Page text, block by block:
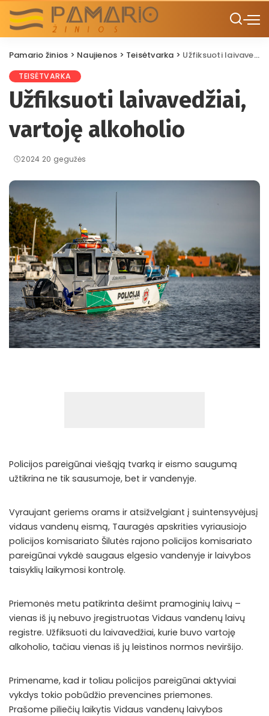
Pamario žinios > Naujienos > Teisėtvarka > Užfiksuoti laivavedžiai, vartoję alkoholio
TEISĖTVARKA
Užfiksuoti laivavedžiai,
vartoję alkoholio
2024 20 gegužės
Policijos pareigūnai viešąją tvarką ir eismo saugumą
užtikrina ne tik sausumoje, bet ir vandenyje.
Vyraujant geriems orams ir atsižvelgiant į suintensyvėjusį
vidaus vandenų eismą, Tauragės apskrities vyriausiojo
policijos komisariato Šilutės rajono policijos komisariato
pareigūnai vykdė saugaus elgesio vandenyje ir laivybos
taisyklių laikymosi kontrolę.
Priemonės metu patikrinta dešimt pramoginių laivų –
vienas iš jų nebuvo įregistruotas Vidaus vandenų laivų
registre. Užfiksuoti du laivavedžiai, kurie buvo vartoję
alkoholio, tačiau vienas iš jų leistinos normos neviršijo.
Primename, kad ir toliau policijos pareigūnai aktyviai
vykdys tokio pobūdžio prevencines priemones.
Prašome piliečių laikytis Vidaus vandenų laivybos